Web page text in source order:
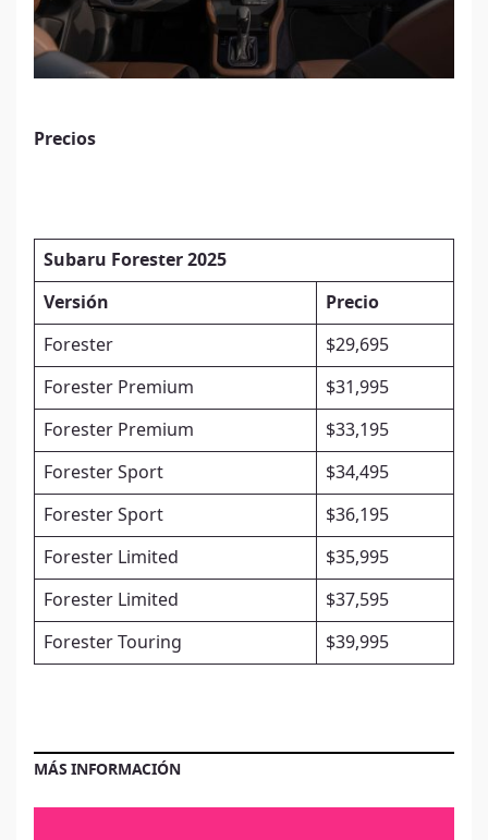
Precios
Subaru Forester 2025
Versión Precio
Forester $29,695
Forester Premium $31,995
Forester Premium $33,195
Forester Sport $34,495
Forester Sport $36,195
Forester Limited $35,995
Forester Limited $37,595
Forester Touring $39,995
MÁS INFORMACIÓN